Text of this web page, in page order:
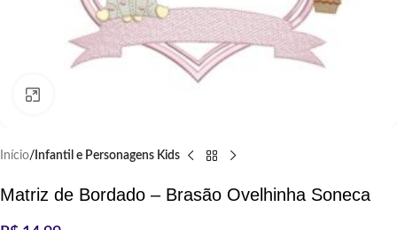
Início Infantil e Personagens Kids
Matriz de Bordado – Brasão Ovelhinha Soneca